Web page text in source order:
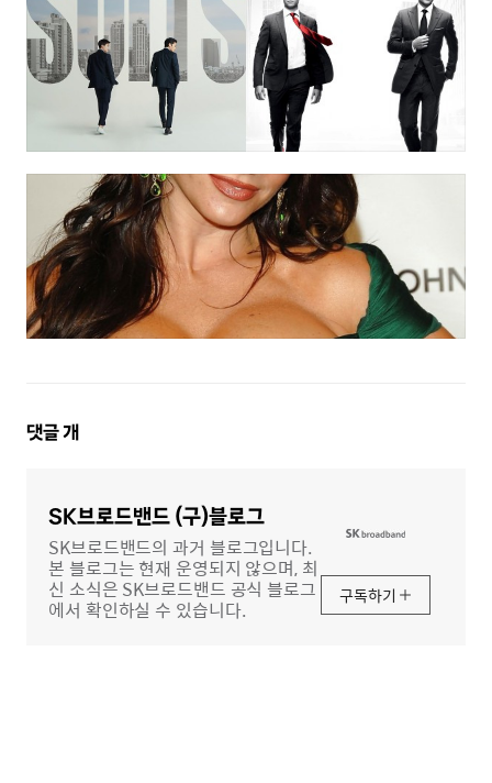
댓
댓글개
SK브로드밴드 (구)블로그
SK브로드밴드의 과거 블로그입니다.
본 블로그는 현재 운영되지 않으며, 최
신 소식은 SK브로드밴드 공식 블로그
에서 확인하실 수 있습니다.
구독하기